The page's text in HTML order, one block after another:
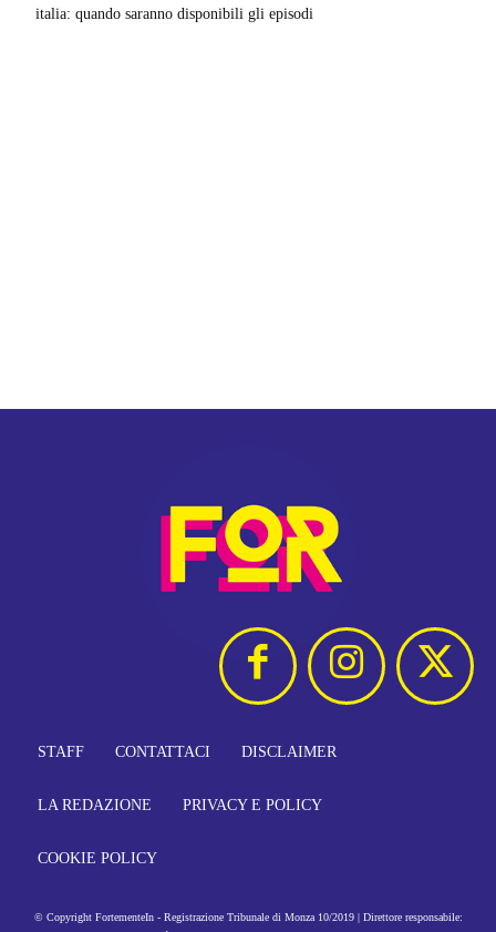
italia: quando saranno disponibili gli episodi
STAFF CONTATTACI DISCLAIMER
LA REDAZIONE PRIVACY E POLICY
COOKIE POLICY
© Copyright FortementeIn - Registrazione Tribunale di Monza 10/2019 | Direttore responsabile: